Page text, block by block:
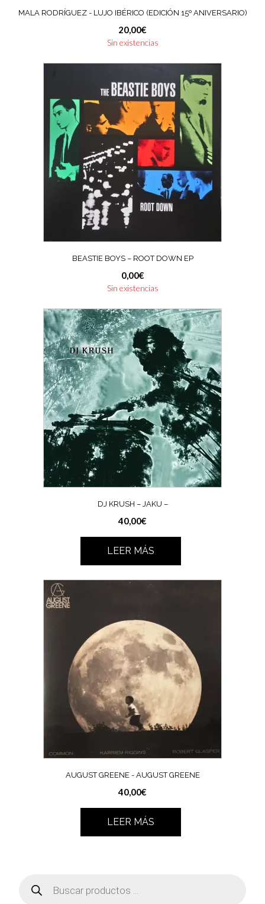
MALA RODRÍGUEZ ‎- LUJO IBÉRICO (EDICIÓN 15º ANIVERSARIO)
20,00€
Sin existencias
BEASTIE BOYS ‎– ROOT DOWN EP
0,00€
Sin existencias
DJ KRUSH – JAKU –
40,00€
LEER MÁS
AUGUST GREENE ‎- AUGUST GREENE
40,00€
LEER MÁS
productos